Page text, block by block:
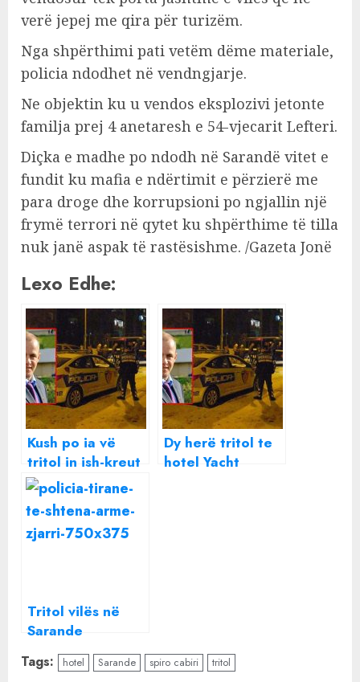
verë jepej me qira për turizëm.
Nga shpërthimi pati vetëm dëme materiale,
policia ndodhet në vendngjarje.
Ne objektin ku u vendos eksplozivi jetonte
familja prej 4 anetaresh e 54-vjecarit Lefteri.
Diçka e madhe po ndodh në Sarandë vitet e
fundit ku mafia e ndërtimit e përzierë me
para droge dhe korrupsioni po ngjallin një
frymë terrori në qytet ku shpërthime të tilla
nuk janë aspak të rastësishme. /Gazeta Jonë
Lexo Edhe:
Kush po ia vë
tritol in ish-kreut
të fsdksh Mariel
Murati në hotelin
“Yacht Premium”
në Sarandë?
Dy herë tritol te
hotel Yacht
Tritol vilës në
Sarande
Tags: hotel Sarande spiro cabiri tritol